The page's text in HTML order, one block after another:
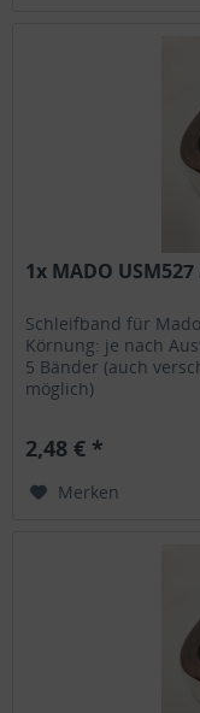
1x MADO
Schleifband für
Körnung: je nach
5 Bänder (auch
möglich)
2,48 € *
Merken